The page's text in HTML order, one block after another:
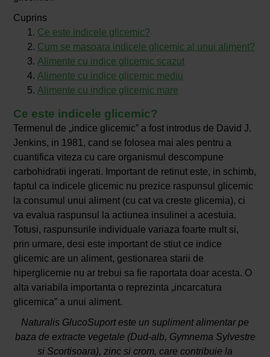
Cuprins
Ce este indicele glicemic?
Cum se masoara indicele glicemic al unui aliment?
Alimente cu indice glicemic scazut
Alimente cu indice glicemic mediu
Alimente cu indice glicemic mare
Ce este indicele glicemic?
Termenul de „indice glicemic” a fost introdus de David J.
Jenkins, in 1981, cand se folosea mai ales pentru a
cuantifica viteza cu care organismul descompune
carbohidratii ingerati. Important de retinut este, in schimb,
faptul ca indicele glicemic nu prezice raspunsul glicemic
la consumul unui aliment (cu cat va creste glicemia), ci
va evalua raspunsul la actiunea insulinei a acestuia.
Totusi, raspunsurile individuale variaza foarte mult si,
prin urmare, desi este important de stiut ce indice
glicemic are un aliment, gestionarea starii de
hiperglicemie nu ar trebui sa fie raportata doar acesta. O
alta variabila importanta o reprezinta „incarcatura
glicemica” a unui aliment.
Naturalis GlucoSuport este un supliment alimentar pe
baza de extracte vegetale (Dud-alb, Gymnema Sylvestre
si Scortisoara), zinc si crom, care contribuie la